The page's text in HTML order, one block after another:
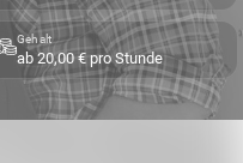
Gehalt
ab 20,00 € pro Stunde